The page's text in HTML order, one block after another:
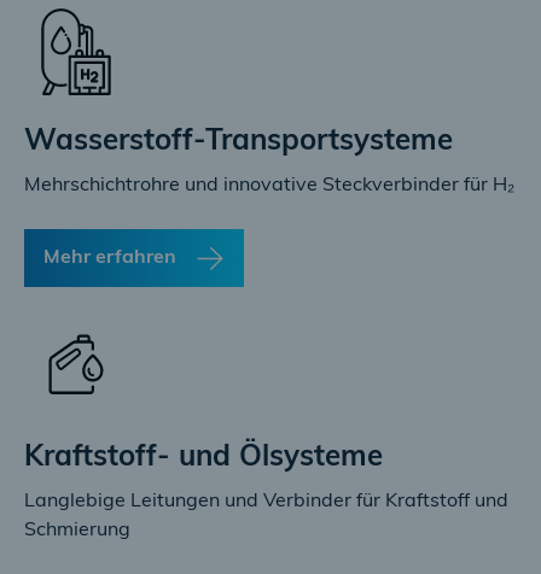
Wasserstoff-Transportsysteme
Mehrschichtrohre und innovative Steckverbinder für H₂
Mehr erfahren
Kraftstoff- und Ölsysteme
Langlebige Leitungen und Verbinder für Kraftstoff und
Schmierung